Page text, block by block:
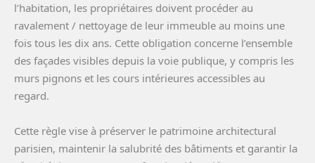
l’habitation, les propriétaires doivent procéder au
ravalement / nettoyage de leur immeuble au moins une
fois tous les dix ans. Cette obligation concerne l’ensemble
des façades visibles depuis la voie publique, y compris les
murs pignons et les cours intérieures accessibles au
regard.
Cette règle vise à préserver le patrimoine architectural
parisien, maintenir la salubrité des bâtiments et garantir la